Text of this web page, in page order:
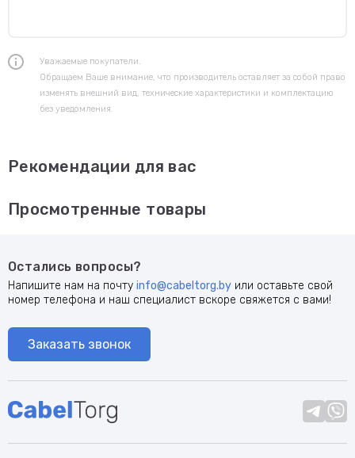
Уважаемые покупатели.
Обращаем Ваше внимание, что производитель оставляет за собой право
изменять внешний вид, технические характеристики и комплектацию
без уведомления.
Рекомендации для вас
Просмотренные товары
Остались вопросы?
Напишите нам на почту info@cabeltorg.by или оставьте свой
номер телефона и наш специалист вскоре свяжется с вами!
Заказать звонок